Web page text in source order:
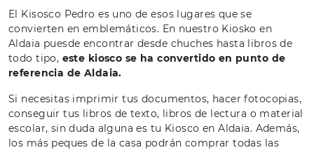
El Kisosco Pedro es uno de esos lugares que se
convierten en emblemáticos. En nuestro Kiosko en
Aldaia puesde encontrar desde chuches hasta libros de
todo tipo, este kiosco se ha convertido en punto de
referencia de Aldaia.
Si necesitas imprimir tus documentos, hacer fotocopias,
conseguir tus libros de texto, libros de lectura o material
escolar, sin duda alguna es tu Kiosco en Aldaia. Además,
los más peques de la casa podrán comprar todas las